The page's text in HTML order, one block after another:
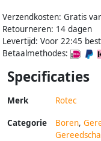
Verzendkosten: Gratis
Retourneren: 14 dagen
Levertijd: Voor 22:45
Betaalmethodes:
Specificaties
Merk Rotec
Categorie Boren,